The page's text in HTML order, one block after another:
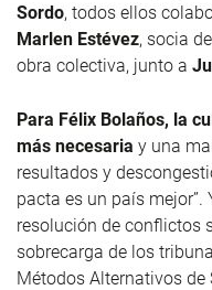
Sordo, todos ellos
Marlen Estévez, socia
obra colectiva, junto a
Para Félix Bolaños, la
más necesaria y una
resultados y
pacta es un país mejor”.
resolución de conflictos
sobrecarga de los
Métodos Alternativos